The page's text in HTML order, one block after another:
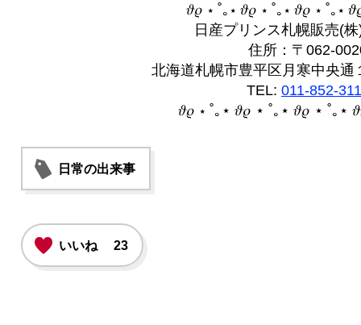
𝜗𝜚 ⋆ ˚｡⋆ 𝜗𝜚 ⋆ ˚｡⋆ 𝜗𝜚 ⋆ ˚｡⋆
日産プリンス札幌販売(株
住所：〒062-
北海道札幌市豊平区月寒中央通
TEL: 011-852-
‎𝜗𝜚 ⋆ ˚｡⋆ 𝜗𝜚 ⋆ ˚｡⋆ 𝜗𝜚 ⋆ ˚｡⋆
日常の出来事
いいね 23